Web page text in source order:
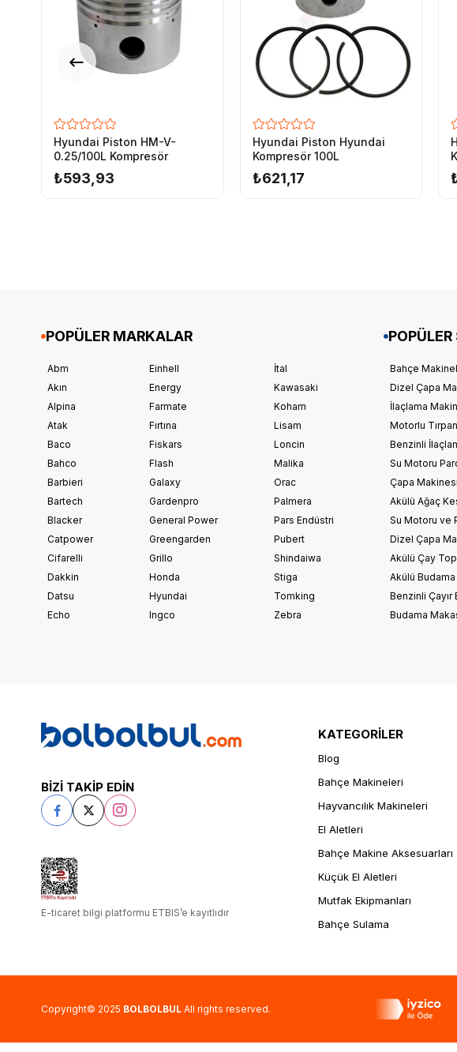
Hyundai Piston HM-V-
0.25/100L Kompresör
₺593,93
Hyundai Piston Hyundai
Kompresör 100L
₺621,17
POPÜLER MARKALAR
Abm
Akın
Alpina
Atak
Baco
Bahco
Barbieri
Bartech
Blacker
Catpower
Cifarelli
Dakkin
Datsu
Echo
Einhell
Energy
Farmate
Fırtına
Fiskars
Flash
Galaxy
Gardenpro
General Power
Greengarden
Grillo
Honda
Hyundai
Ingco
İtal
Kawasaki
Koham
Lisam
Loncin
Malika
Orac
Palmera
Pars Endüstri
Pubert
Shindaiwa
Stiga
Tomking
Zebra
Bahçe
Dizel Çapa
İlaçlama
Motorlu
Benzinli
Su Motoru
Çapa Makinesi
Akülü Ağaç
Su Motoru ve
Dizel Çapa
Akülü Çay
Akülü Budama
Benzinli
Budama
BİZİ TAKİP EDİN
E-ticaret bilgi platformu ETBIS’e kayıtlıdır
KATEGORİLER
Blog
Bahçe Makineleri
Hayvancılık Makineleri
El Aletleri
Bahçe Makine Aksesuarları
Küçük El Aletleri
Mutfak Ekipmanları
Bahçe Sulama
Copyright© 2025 BOLBOLBUL All rights reserved.